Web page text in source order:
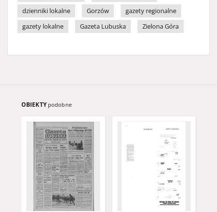
dzienniki lokalne
Gorzów
gazety regionalne
gazety lokalne
Gazeta Lubuska Zielona Góra
OBIEKTY podobne